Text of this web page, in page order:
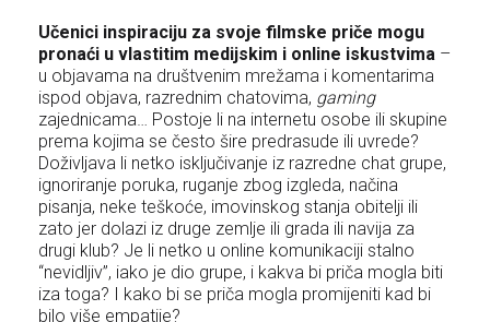
Učenici inspiraciju za svoje filmske priče mogu
pronaći u vlastitim medijskim i online iskustvima –
u objavama na društvenim mrežama i komentarima
ispod objava, razrednim chatovima, gaming
zajednicama… Postoje li na internetu osobe ili skupine
prema kojima se često šire predrasude ili uvrede?
Doživljava li netko isključivanje iz razredne chat grupe,
ignoriranje poruka, ruganje zbog izgleda, načina
pisanja, neke teškoće, imovinskog stanja obitelji ili
zato jer dolazi iz druge zemlje ili grada ili navija za
drugi klub? Je li netko u online komunikaciji stalno
“nevidljiv”, iako je dio grupe, i kakva bi priča mogla biti
iza toga? I kako bi se priča mogla promijeniti kad bi
bilo više empatije?